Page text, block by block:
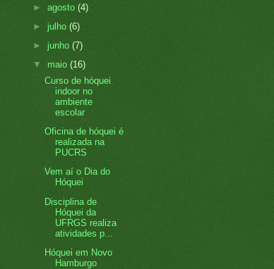
►agosto(4)
►julho(6)
►junho(7)
▼ maio(16)
Curso de hóquei
indoor no
ambiente
escolar
Oficina de hóquei é
realizada na
PUCRS
Vem aí o Dia do
Hóquei
Disciplina de
Hóquei da
UFRGS realiza
atividades p...
Hóquei em Novo
Hamburgo